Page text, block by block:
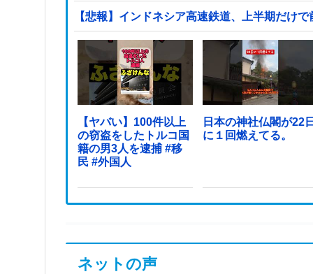
【悲報】インドネシア高速鉄道、上半期だ
【ヤバい】100件以上
の窃盗をしたトルコ国
籍の男3人を逮捕 #移
民 #外国人
日本の神社仏閣が22
に１回燃えてる。
ネットの声